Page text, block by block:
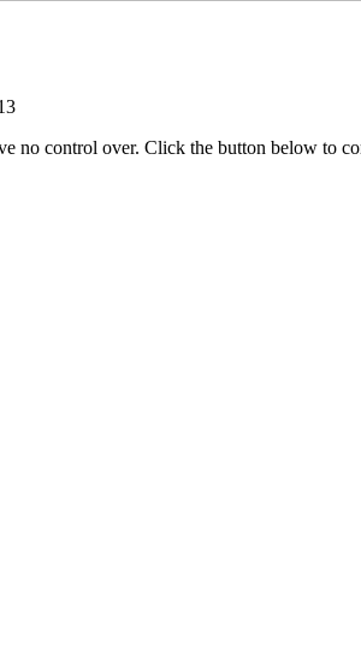
no control over. Click the button below to